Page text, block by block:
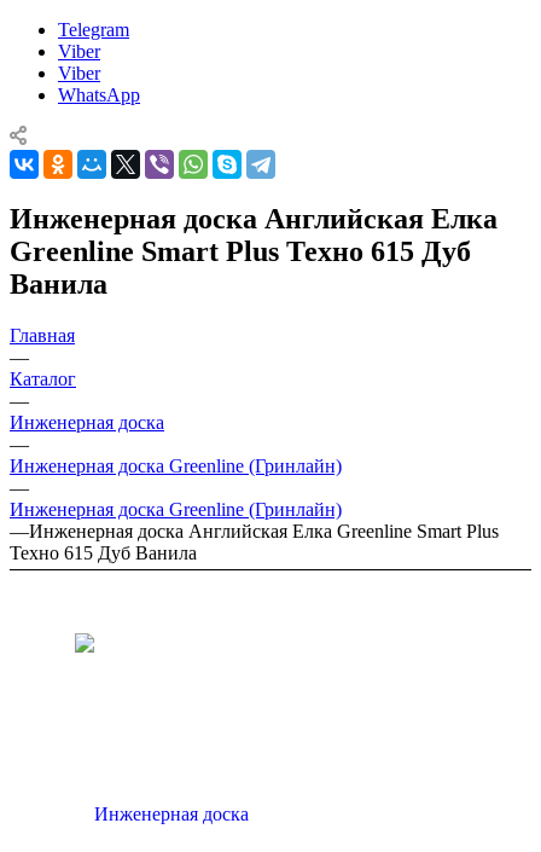
Telegram
Viber
Viber
WhatsApp
Инженерная доска Английская Елка
Greenline Smart Plus Техно 615 Дуб
Ванила
Главная
—
Каталог
—
Инженерная доска
—
Инженерная доска Greenline (Гринлайн)
—
Инженерная доска Greenline (Гринлайн)
—Инженерная доска Английская Елка Greenline Smart Plus
Техно 615 Дуб Ванила